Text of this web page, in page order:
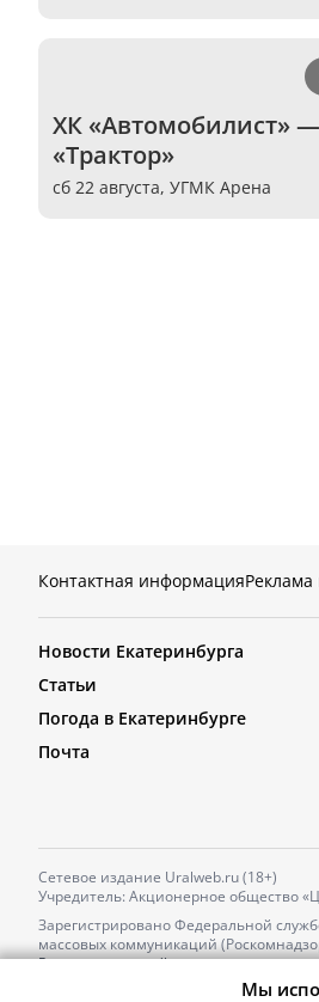
ХК «Автомобилист» —
«Трактор»
сб 22 августа, УГМК Арена
Контактная информация
Новости Екатеринбурга
Статьи
Погода в Екатеринбурге
Почта
Сетевое издание Uralweb.ru (18+)
Учредитель: Акционерное общество
Зарегистрировано Федеральной
массовых коммуникаций
Регистрационный номер и дата
Мы